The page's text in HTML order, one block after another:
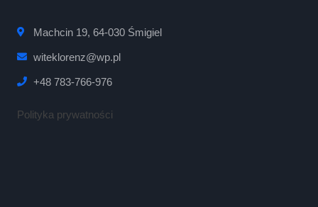
Machcin 19, 64-030 Śmigiel
witeklorenz@wp.pl
+48 783-766-976
Polityka prywatności